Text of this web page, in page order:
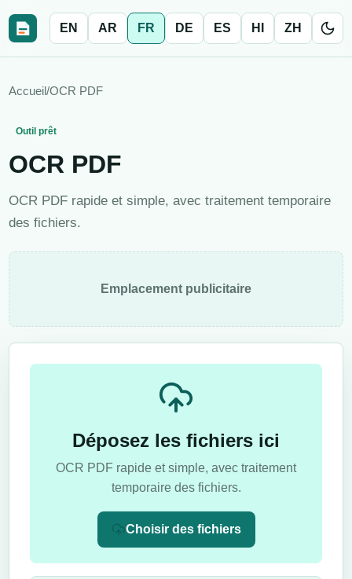
EN AR FR DE ES HI ZH
Accueil/OCR PDF
Outil prêt
OCR PDF
OCR PDF rapide et simple, avec traitement temporaire
des fichiers.
Emplacement publicitaire
Déposez les fichiers ici
OCR PDF rapide et simple, avec traitement
temporaire des fichiers.
Choisir des fichiers